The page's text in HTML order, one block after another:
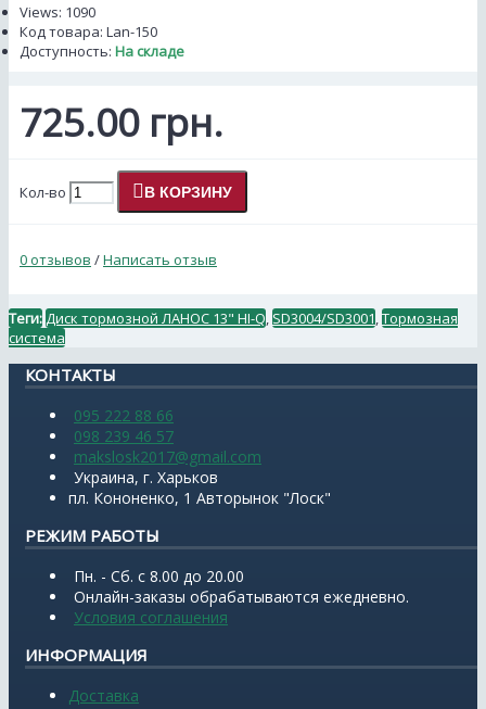
Views: 1090
Код товара: Lan-150
Доступность: На складе
725.00 грн.
Кол-во В КОРЗИНУ
0 отзывов /Написать отзыв
Теги: Диск тормозной ЛАНОС 13" HI-Q SD3004/SD3001 Тормозная
система
КОНТАКТЫ
095 222 88 66
098 239 46 57
makslosk2017@gmail.com
Украина, г. Харьков
пл. Кононенко, 1 Авторынок "Лоск"
РЕЖИМ РАБОТЫ
Пн. - Сб. с 8.00 до 20.00
Онлайн-заказы обрабатываются ежедневно.
Условия соглашения
ИНФОРМАЦИЯ
Доставка